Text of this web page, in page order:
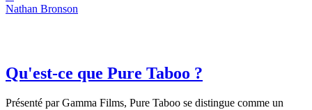
Nathan Bronson
Qu'est-ce que Pure Taboo ?
Présenté par Gamma Films, Pure Taboo se distingue comme un